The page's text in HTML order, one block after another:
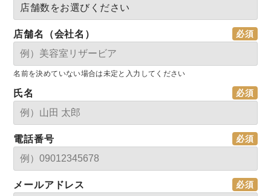
店舗名（会社名）
名前を決めていない場合は未定と入力してください
氏名
電話番号
メールアドレス